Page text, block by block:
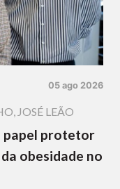
05 ago 2026
, JOSÉ LEÃO
papel protetor
obesidade no